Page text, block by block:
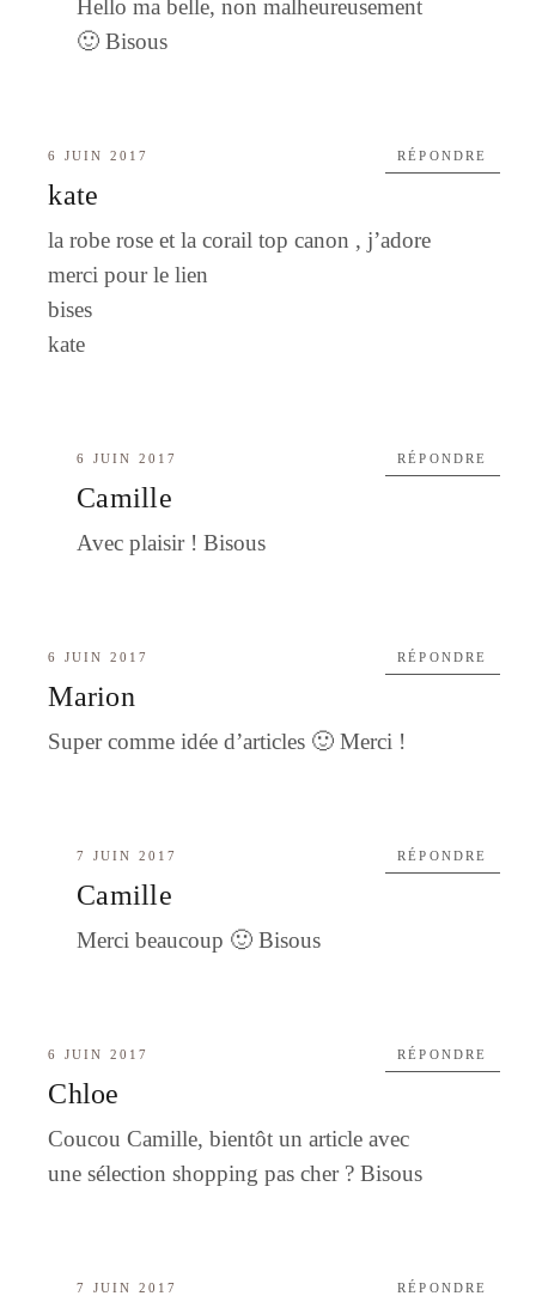
Hello ma belle, non malheureusement
🙂 Bisous
6 JUIN 2017
kate
la robe rose et la corail top canon , j’adore
merci pour le lien
bises
kate
RÉPONDRE
6 JUIN 2017
Camille
Avec plaisir ! Bisous
RÉPONDRE
6 JUIN 2017
Marion
Super comme idée d’articles 🙂 Merci !
RÉPONDRE
7 JUIN 2017
Camille
Merci beaucoup 🙂 Bisous
RÉPONDRE
6 JUIN 2017
Chloe
Coucou Camille, bientôt un article avec
une sélection shopping pas cher ? Bisous
RÉPONDRE
7 JUIN 2017 RÉPONDRE